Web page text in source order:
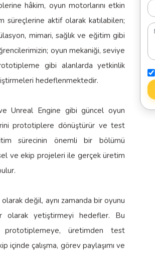
hâkim, oyun motorlarını etkin
süreçlerine aktif olarak katılabilen;
mimari, sağlık ve eğitim gibi
oyun mekaniği, seviye
gibi alanlarda yetkinlik
hedeflenmektedir.
Unreal Engine gibi güncel oyun
prototiplere dönüştürür ve test
sürecinin önemli bir bölümü
ve ekip projeleri ile gerçek üretim
değil, aynı zamanda bir oyunu
olarak yetiştirmeyi hedefler. Bu
prototiplemeye, üretimden test
içinde çalışma, görev paylaşımı ve